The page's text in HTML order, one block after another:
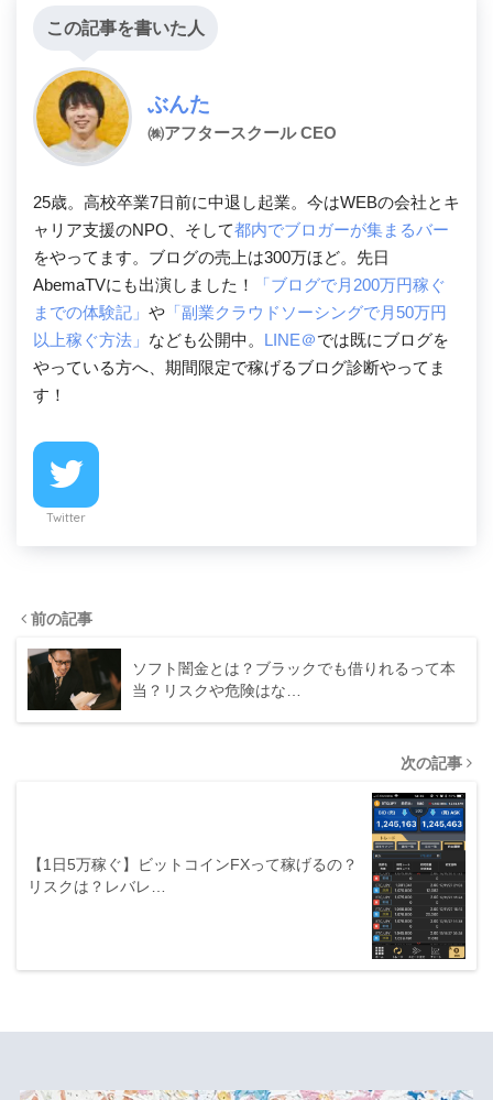
この記事を書いた人
ぶんた
㈱アフタースクール CEO
25歳。高校卒業7日前に中退し起業。今はWEBの会社とキ
ャリア支援のNPO、そして都内でブロガーが集まるバー
をやってます。ブログの売上は300万ほど。先日
AbemaTVにも出演しました！
「ブログで月200万円稼ぐ
までの体験記」 や 「副業クラウドソーシングで月50万円
以上稼ぐ方法」 なども公開中。 LINE＠では既にブログを
やっている方へ、期間限定で稼げるブログ診断やってま
す！
Twitter
前の記事
ソフト闇金とは？ブラックでも借りれるって本
当？リスクや危険はな…
次の記事
【1日5万稼ぐ】ビットコインFXって稼げるの？
リスクは？レバレ…